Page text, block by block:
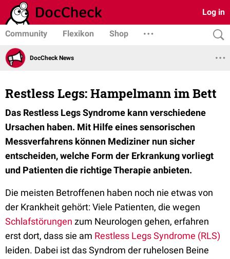
Log in
Community Flexikon Shop
DocCheck News
Restless Legs: Hampelmann im Bett
Das Restless Legs Syndrome kann verschiedene
Ursachen haben. Mit Hilfe eines sensorischen
Messverfahrens können Mediziner nun sicher
entscheiden, welche Form der Erkrankung vorliegt
und Patienten die richtige Therapie anbieten.
Die meisten Betroffenen haben noch nie etwas von
der Krankheit gehört: Viele Patienten, die wegen
Schlafstörungen zum Neurologen gehen, erfahren
erst dort, dass sie am Restless Legs Syndrome (RLS)
leiden. Dabei ist das Syndrom der ruhelosen Beine